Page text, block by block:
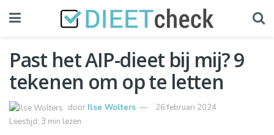
Past het AIP-dieet bij mij? 9
tekenen om op te letten
door Ilse Wolters
26 februari 2024
Leestijd: 3 min lezen